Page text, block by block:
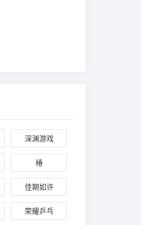
深渊游戏
椿
佳期如许
荣耀乒乓